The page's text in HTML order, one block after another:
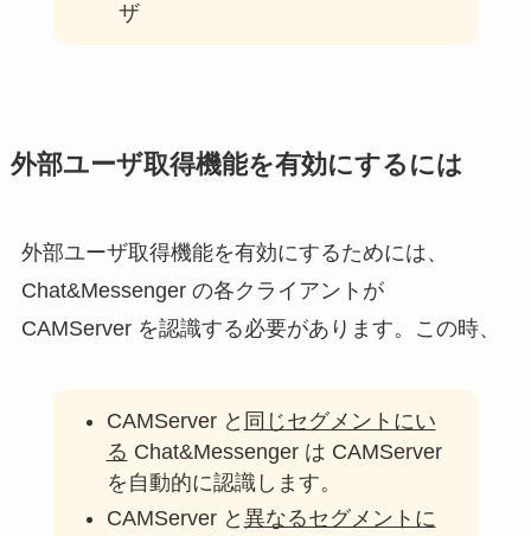
ザ
外部ユーザ取得機能を有効にするには
外部ユーザ取得機能を有効にするためには、
Chat&Messenger の各クライアントが
CAMServer を認識する必要があります。この時、
CAMServer と 同じセグメントにい
る Chat&Messenger は CAMServer
を自動的に認識します。
CAMServer と 異なるセグメントに